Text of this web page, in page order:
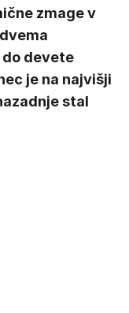
zmage v
devete
je na najvišji
stal